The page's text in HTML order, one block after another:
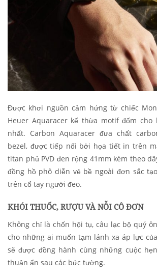
Được khơi nguồn cảm hứng từ chiếc
Heuer Aquaracer kế thừa motif đốm
nhất. Carbon Aquaracer đưa chất
bezel, được tiếp nối bởi họa tiết in trên
titan phủ PVD đen rộng 41mm kèm theo
đồng hồ phô diễn vẻ bề ngoài đơn sắc
trên cổ tay người đeo.
KHÓI THUỐC, RƯỢU VÀ NỖI CÔ ĐƠN
Không chỉ là chốn hội tụ, câu lạc bộ quý
cho những ai muốn tạm lánh xa áp lực
sẽ được đồng hành cùng những cuộc
thuận ẩn sau các bức tường.